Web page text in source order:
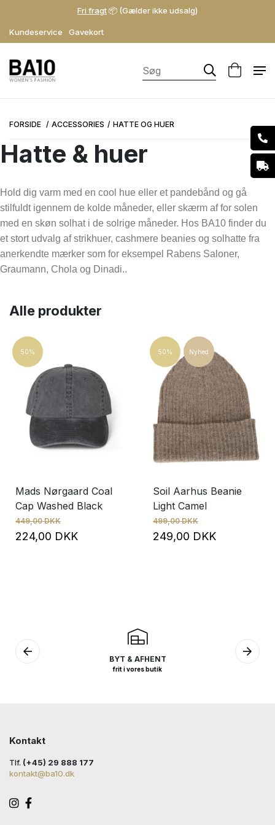
Kundeservice Gavekort
Fri fragt📦 (Gælder ikke udsalg)
FORSIDE ACCESSORIES HATTE OG HUER
Mærke
Mads Nørgaard
Soil Aarhus
224DKK
Hatte & huer
Hold dig varm med en cool hue eller et pandebånd og gå
stilfuldt igennem de kolde måneder, eller skærm af for solen
med en skøn solhat i de solrige måneder. Hos BA10 finder du
et stort udvalg af strikhuer, cashmere beanies og solhatte fra
anerkendte mærker som for eksempel Rabens Saloner,
Graumann, Chola og Dinadi..
Alle produkter
50%
Mads Nørgaard Coal
Cap Washed Black
449,00 DKK
224,00 DKK
50% Nyhed
Soil Aarhus Beanie
Light Camel
499,00 DKK
249,00 DKK
BYT & AFHENT
frit i vores butik
Kontakt
Tlf. (+45) 29 888 177
kontakt@ba10.dk